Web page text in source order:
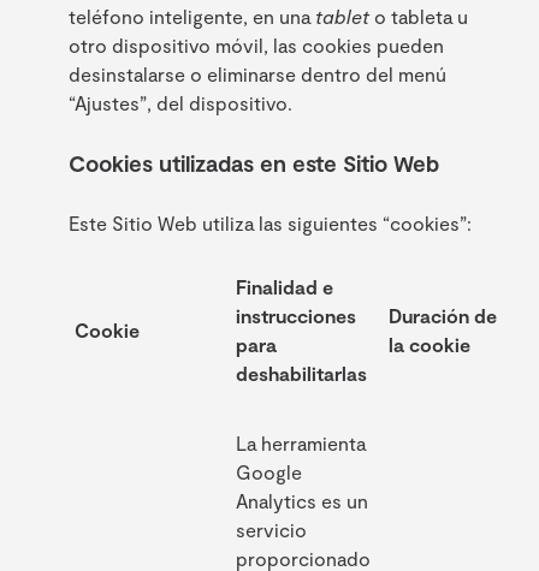
teléfono inteligente, en una tableto tableta u
otro dispositivo móvil, las cookies pueden
desinstalarse o eliminarse dentro del menú
“Ajustes”, del dispositivo.
Cookies utilizadas en este Sitio Web
Este Sitio Web utiliza las siguientes “cookies”:
Cookie
Finalidad e
instrucciones
para
deshabilitarlas
Duración de
la cookie
La herramienta
Google
Analytics es un
servicio
proporcionado